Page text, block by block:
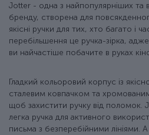
Jotter - одна з найпопулярніших та
бренду, створена для
якісні ручки для тих, хто багато і
перебільшення це ручка-зірка,
ви найчастіше побачите в руках
Гладкий кольоровий корпус із
сталевим ковпачком та
щоб захистити ручку від поломок.
легка ручка для активного
письма з безперебійними лініями. А